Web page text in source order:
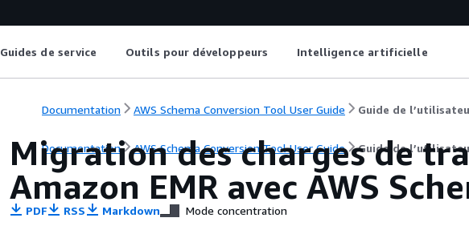
Guides de service Outils pour développeurs Intelligence artificielle
Documentation AWS Schema Conversion Tool User Guide Guide de
Documentation AWS Schema Conversion Tool User Guide Guide de
Migration des charges de
Amazon EMR avec AWS
PDF RSS Markdown Mode concentration